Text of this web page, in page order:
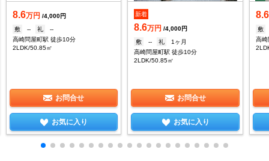
8.6万円 /4,000円
敷
-- 礼
--
高崎問屋町駅 徒歩10分
2LDK/50.85㎡
お問合せ
お気に入り
新着
8.6万円 /4,000円
敷
-- 礼
1ヶ月
高崎問屋町駅 徒歩10分
2LDK/50.85㎡
お問合せ
お気に入り
8.6
敷
高崎